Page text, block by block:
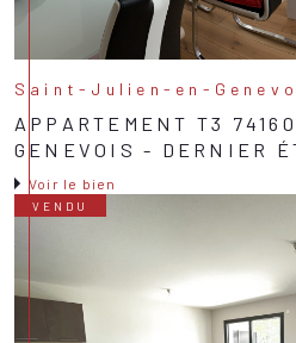
Saint-Julien-en-
APPARTEMENT T3
GENEVOIS - DERNIER
Voir le bien
VENDU